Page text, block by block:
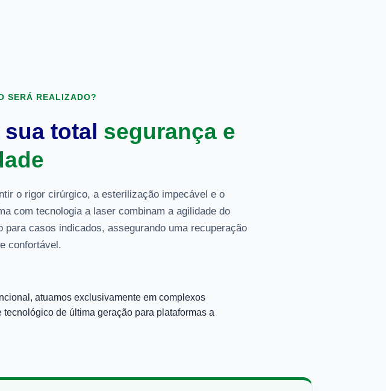
SERÁ REALIZADO?
total segurança e
o rigor cirúrgico, a esterilização impecável e o
com tecnologia a laser combinam a agilidade do
casos indicados, assegurando uma recuperação
confortável.
atuamos exclusivamente em complexos
de última geração para plataformas a